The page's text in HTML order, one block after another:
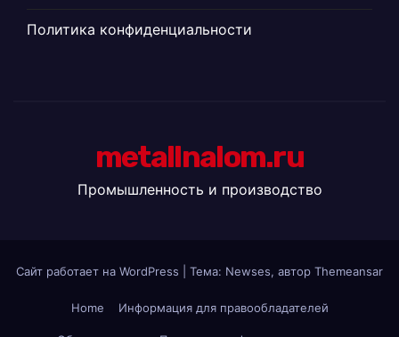
Политика конфиденциальности
metallnalom.ru
Промышленность и производство
Сайт работает на WordPress Тема: Newses, автор Themeansar
Home Информация для правообладателей